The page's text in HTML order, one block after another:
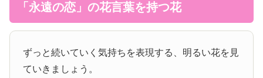
「永遠の恋」の花言葉を持つ花
ずっと続いていく気持ちを表現する、明るい花を見
ていきましょう。